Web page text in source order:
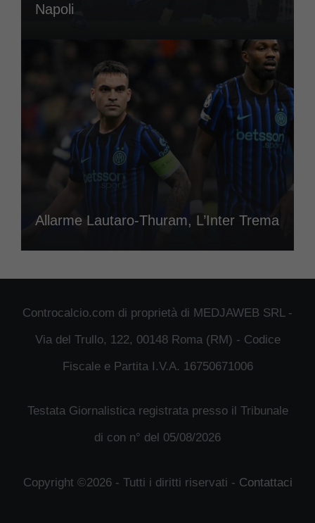
Napoli
Allarme Lautaro-Thuram, L’Inter Trema
Controcalcio.com di proprietà di MEDJAWEB SRL -
Via del Trullo, 122, 00148 Roma (RM) - Codice
Fiscale e Partita I.V.A. 16750671006
Testata Giornalistica registrata presso il Tribunale
di con n° del 05/08/2026
Copyright ©2026 - Tutti i diritti riservati - Contattaci